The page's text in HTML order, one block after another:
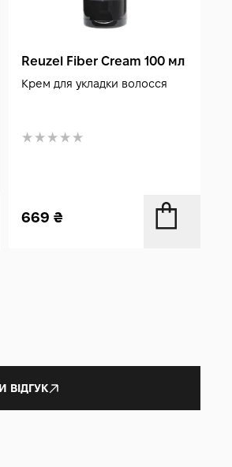
Reuzel Fiber Cream 100 мл
Крем для укладки волосся
669 ₴
ВІДГУК